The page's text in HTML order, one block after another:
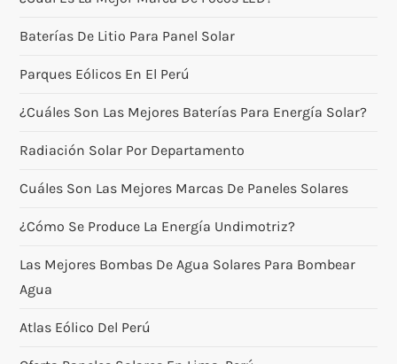
Baterías De Litio Para Panel Solar
Parques Eólicos En El Perú
¿Cuáles Son Las Mejores Baterías Para Energía Solar?
Radiación Solar Por Departamento
Cuáles Son Las Mejores Marcas De Paneles Solares
¿Cómo Se Produce La Energía Undimotriz?
Las Mejores Bombas De Agua Solares Para Bombear
Agua
Atlas Eólico Del Perú